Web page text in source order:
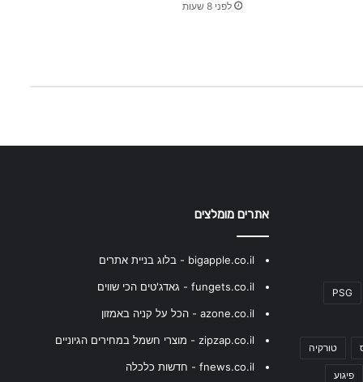
לפני 8 שעות
PSG
טורקיה
פיגוע
אתרים מומלצים
bigapple.co.il - בלוג בניית אתרים
fungets.co.il - גאדג'טים הכי שווים
azone.co.il - הכל על קניה באמזון
zipzap.co.il - מוצרי חשמל במחירים הגיוניים
fnews.co.il - חדשות כלכלה